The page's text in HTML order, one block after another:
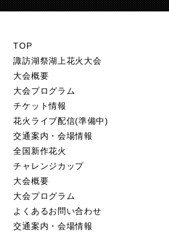
TOP
諏訪湖祭湖上花火大会
大会概要
大会プログラム
チケット情報
花火ライブ配信(準備中)
交通案内・会場情報
全国新作花火
チャレンジカップ
大会概要
大会プログラム
よくあるお問い合わせ
交通案内・会場情報